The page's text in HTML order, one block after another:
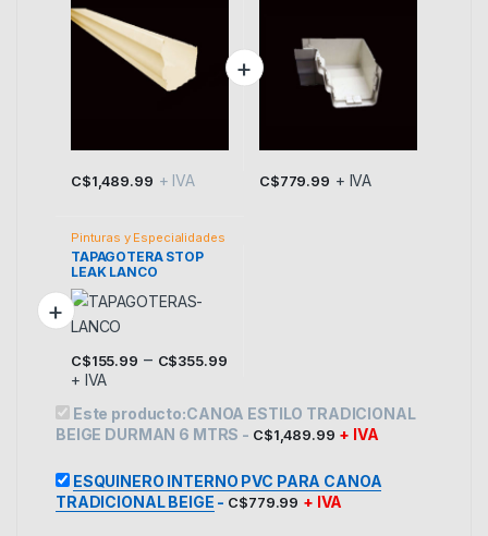
C$1,489.99 + IVA C$779.99 + IVA
Pinturas y Especialidades
TAPAGOTERA STOP
LEAK LANCO
C$155.99 – C$355.99
+ IVA
Este producto tiene múltiples variantes. Las opciones se
Este producto:CANOA ESTILO TRADICIONAL
BEIGE DURMAN 6 MTRS - C$1,489.99 + IVA
ESQUINERO INTERNO PVC PARA CANOA
TRADICIONAL BEIGE - C$779.99 + IVA